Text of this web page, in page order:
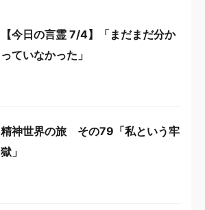
【今日の言霊 7/4】「まだまだ分か
っていなかった」
精神世界の旅 その79「私という牢
獄」